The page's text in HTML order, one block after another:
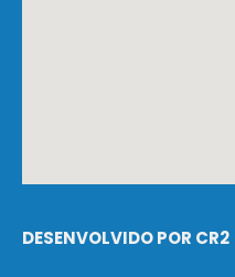
DESENVOLVIDO POR CR2